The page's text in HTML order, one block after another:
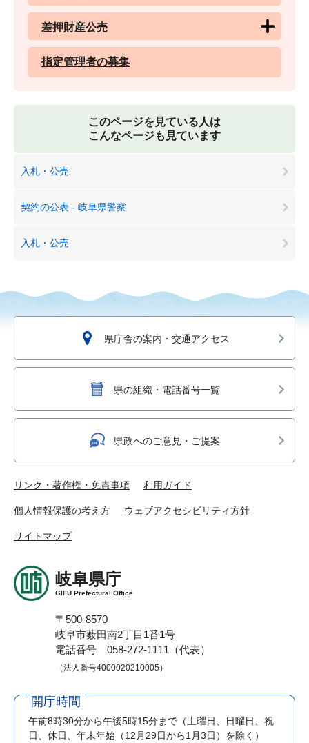
差押財産公売
指定管理者の募集
このページを見ている人は
こんなページも見ています
入札・公売
契約の公表 - 岐阜県警察
入札・公売
県庁舎の案内・交通アクセス
県の組織・電話番号一覧
県政へのご意見・ご提案
リンク・著作権・免責事項 利用ガイド
個人情報保護の考え方 ウェブアクセシビリティ方針
サイトマップ
岐阜県庁
GIFU Prefectural Office
〒500-8570
岐阜市薮田南2丁目1番1号
電話番号 058-272-1111（代表）
（法人番号4000020210005）
開庁時間
午前8時30分から午後5時15分まで （土曜日、日曜日、祝
日、休日、年末年始（12月29日から1月3日）を除く）